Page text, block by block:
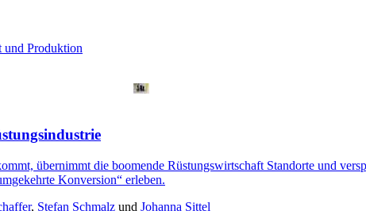
und Produktion
übernimmt die boomende Rüstungswirtschaft Standorte und
Konversion“ erleben.
, Stefan Schmalz und Johanna Sittel